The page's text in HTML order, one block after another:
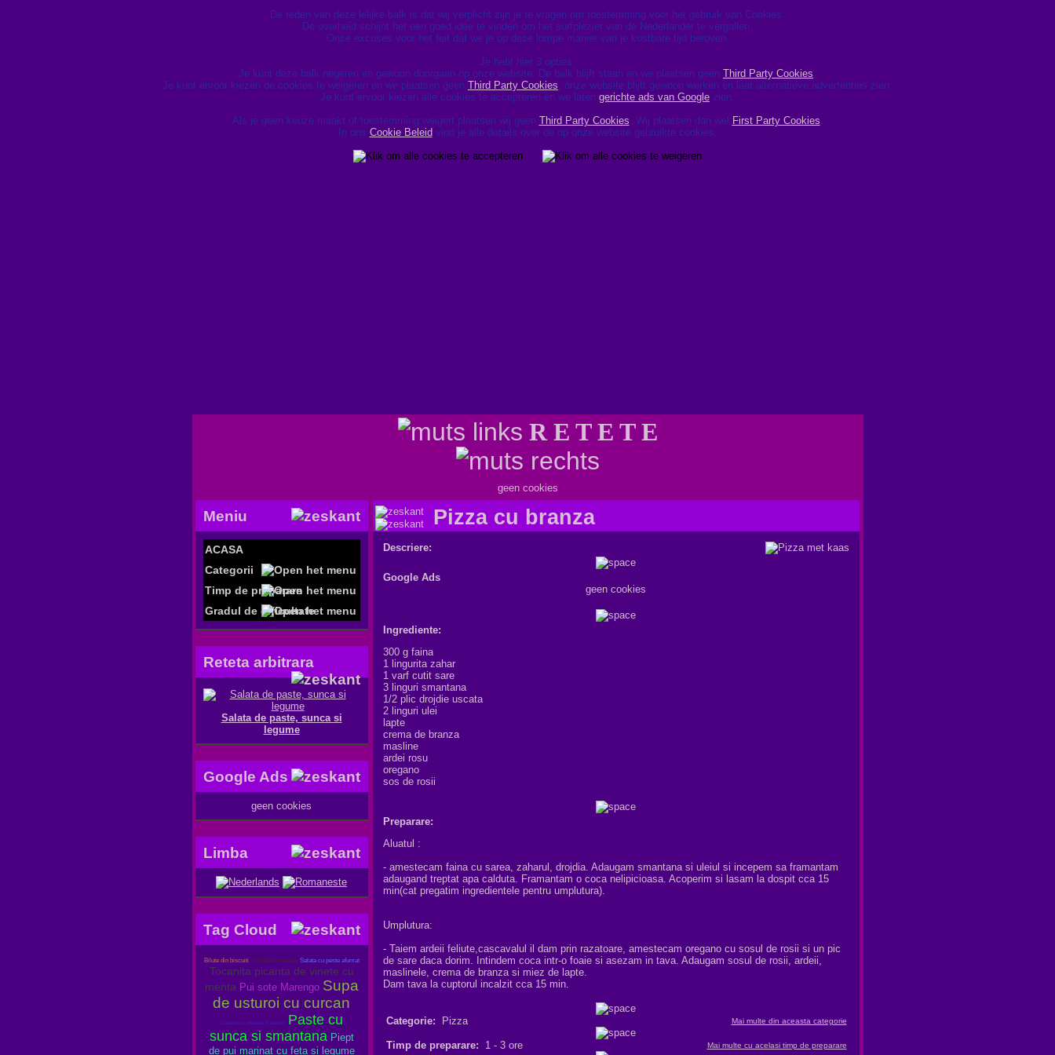
De reden van deze lelijke balk is dat wij verplicht zijn je te vragen om toestemming voor het gebruik van Cookies.
De overheid schijnt het een goed idee te vinden om het surfplezier van de Nederlander te vergallen.
Onze excuses voor het feit dat we je op deze lompe manier van je kostbare tijd beroven.
Je hebt hier 3 opties,
Je kunt deze balk negeren en gewoon doorgaan op onze website. De balk blijft staan en we plaatsen geen Third Party Cookies.
Je kunt ervoor kiezen de cookies te weigeren en we plaatsen geen Third Party Cookies, onze website blijft gewoon werken en laat alternatieve advertenties zien.
Je kunt ervoor kiezen alle cookies te accepteren en we laten gerichte ads van Google zien.
Als je geen keuze maakt of toestemming weigert plaatsen wij geen Third Party Cookies. Wij plaatsen dan wel First Party Cookies.
In ons Cookie Beleid vind je alle details over de op onze website gebruikte cookies.
R E T E T E
geen cookies
Meniu
ACASA
Categorii
Timp de preparare
Gradul de dificultate
Reteta arbitrara
Salata de paste, sunca si
legume
Google Ads
geen cookies
Limba
Tag Cloud
Bilute din biscuiti Ciorba de vacuta Salata cu peste afumat
Tocanita picanta de vinete cu
menta Pui sote Marengo Supa
de usturoi cu curcan
Crochete cu verdeata si ciuperci
Paste cu
sunca si smantana Piept
de pui marinat cu feta si legume
Pizza cu branza
Descriere:
Google Ads
geen cookies
Ingrediente:
300 g faina
1 lingurita zahar
1 varf cutit sare
3 linguri smantana
1/2 plic drojdie uscata
2 linguri ulei
lapte
crema de branza
masline
ardei rosu
oregano
sos de rosii
Preparare:
Aluatul :
- amestecam faina cu sarea, zaharul, drojdia. Adaugam smantana si uleiul si incepem sa framantam
adaugand treptat apa calduta. Framantam o coca nelipicioasa. Acoperim si lasam la dospit cca 15
min(cat pregatim ingredientele pentru umplutura).
Umplutura:
- Taiem ardeii feliute,cascavalul il dam prin razatoare, amestecam oregano cu sosul de rosii si un pic
de sare daca dorim. Intindem coca intr-o foaie si asezam in tava. Adaugam sosul de rosii, ardeii,
maslinele, crema de branza si miez de lapte.
Dam tava la cuptorul incalzit cca 15 min.
Categorie: Pizza Mai multe din aceasta categorie
Timp de preparare: 1 - 3 ore Mai multe cu acelasi timp de preparare